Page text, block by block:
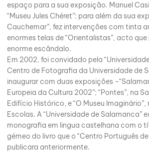
espaço para a sua exposição. Manuel
“Museu Jules Chéret”: para além da sua
Cauchemar”, fez intervenções com tinta
enormes telas de “Orientalistas”, acto
enorme escândalo.
Em 2002, foi convidado pela
Centro de Fotografia da Universidade de
inaugurar com duas exposições
Europeia da Cultura 2002”; “Pontes”, na
Edifício Histórico, e “O Museu Imaginário”,
Escolas. A “Universidade de Salamanca”
monografia em lingua castelhana com o
gémeo do livro que o “Centro Português
publicara anteriormente.